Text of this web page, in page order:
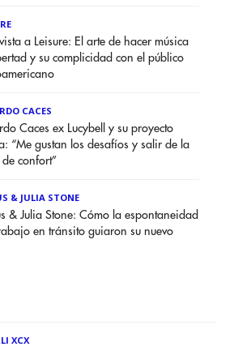
a Leisure: El arte de hacer música
y su complicidad con el público
CACES
Caces ex Lucybell y su proyecto
“Me gustan los desafíos y salir de la
confort”
& JULIA STONE
& Julia Stone: Cómo la espontaneidad
en tránsito guiaron su nuevo
XCX